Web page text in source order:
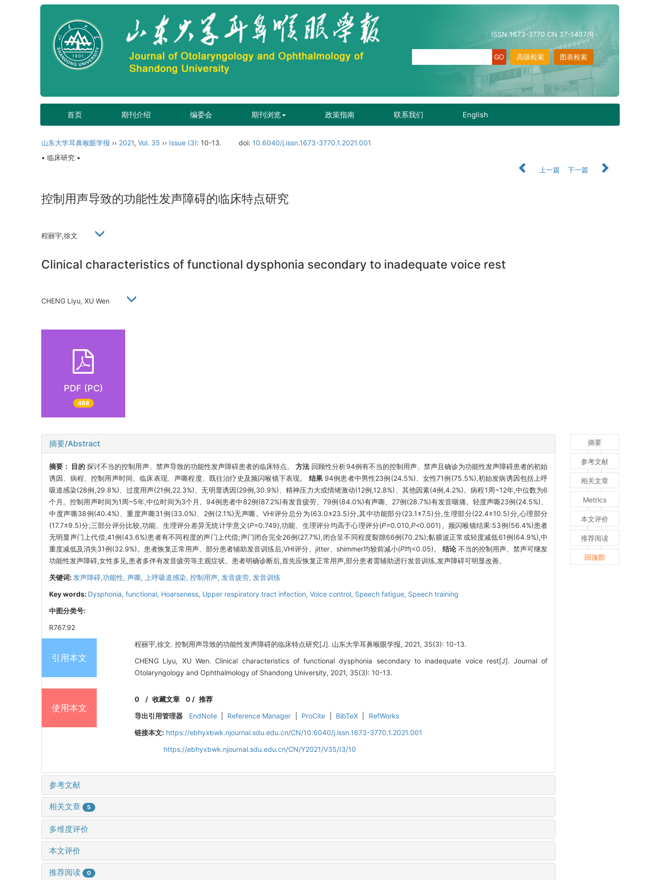
ISSN 1673-3770 CN 37-1437/R
图表检索
高级检索
首页 期刊介绍 编委会 期刊浏览 政策指南 联系我们 English
山东大学耳鼻喉眼学报 ›› 2021, Vol. 35 ›› Issue (3): 10-13. doi: 10.6040/j.issn.1673-3770.1.2021.001
• 临床研究 •
上一篇
下一篇
控制用声导致的功能性发声障碍的临床特点研究
程丽宇,徐文
Clinical characteristics of functional dysphonia secondary to inadequate voice rest
CHENG Liyu, XU Wen
PDF (PC)
488
摘要/Abstract
摘要： 目的 探讨不当的控制用声、禁声导致的功能性发声障碍患者的临床特点。方法 回顾性分析94例有不当的控制用声、禁声且确诊为功能性发声障碍患者的初始
诱因、病程、控制用声时间、临床表现、声嘶程度、既往治疗史及频闪喉镜下表现。 结果94例患者中男性23例(24.5%)、女性71例(75.5%),初始发病诱因包括上呼
吸道感染(28例,29.8%)、过度用声(21例,22.3%)、无明显诱因(29例,30.9%)、精神压力大或情绪激动(12例,12.8%)、其他因素(4例,4.2%)。病程1周~12年,中位数为6
个月。控制用声时间为1周~5年,中位时间为3个月。94例患者中82例(87.2%)有发音疲劳、79例(84.0%)有声嘶、27例(28.7%)有发音咽痛。轻度声嘶23例(24.5%)、
中度声嘶38例(40.4%)、重度声嘶31例(33.0%)、2例(2.1%)无声嘶。VHI评分总分为(63.0±23.5)分,其中功能部分(23.1±7.5)分,生理部分(22.4±10.5)分,心理部分
(17.7±9.5)分;三部分评分比较,功能、生理评分差异无统计学意义(P=0.749),功能、生理评分均高于心理评分(P=0.010,P<0.001)。频闪喉镜结果:53例(56.4%)患者
无明显声门上代偿,41例(43.6%)患者有不同程度的声门上代偿;声门闭合完全26例(27.7%),闭合呈不同程度裂隙66例(70.2%);黏膜波正常或轻度减低61例(64.9%),中
重度减低及消失31例(32.9%)。患者恢复正常用声、部分患者辅助发音训练后,VHI评分、jitter、shimmer均较前减小(P均<0.05)。结论 不当的控制用声、禁声可继发
功能性发声障碍,女性多见,患者多伴有发音疲劳等主观症状。患者明确诊断后,首先应恢复正常用声,部分患者需辅助进行发音训练,发声障碍可明显改善。
关键词: 发声障碍,功能性, 声嘶, 上呼吸道感染, 控制用声, 发音疲劳, 发音训练
Key words: Dysphonia, functional, Hoarseness, Upper respiratory tract infection, Voice control, Speech fatigue, Speech training
中图分类号:
R767.92
引用本文
程丽宇,徐文. 控制用声导致的功能性发声障碍的临床特点研究[J]. 山东大学耳鼻喉眼学报, 2021, 35(3): 10-13.
CHENG Liyu, XU Wen. Clinical characteristics of functional dysphonia secondary to inadequate voice rest[J]. Journal of
Otolaryngology and Ophthalmology of Shandong University, 2021, 35(3): 10-13.
使用本文
0 /收藏文章 0 / 推荐
导出引用管理器
EndNote Reference Manager ProCite BibTeX
RefWorks
链接本文: https://ebhyxbwk.njournal.sdu.edu.cn/CN/10.6040/j.issn.1673-3770.1.2021.001
https://ebhyxbwk.njournal.sdu.edu.cn/CN/Y2021/V35/I3/10
参考文献
相关文章 5
多维度评价
本文评价
推荐阅读 0
摘要
参考文献
相关文章
Metrics
本文评价
推荐阅读
回顶部